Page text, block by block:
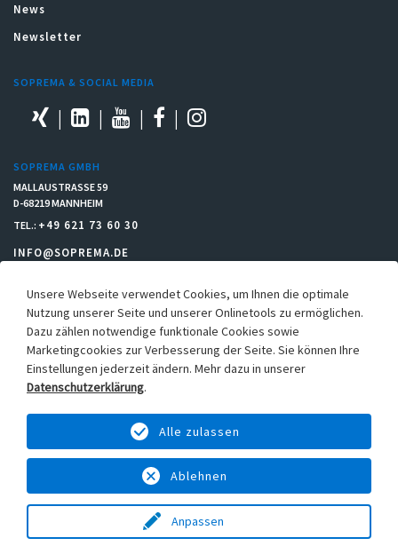
News
Newsletter
SOPREMA & SOCIAL MEDIA
SOPREMA GMBH
MALLAUSTRASSE 59
D-68219 MANNHEIM
TEL.: +49 621 73 60 30
INFO@SOPREMA.DE
Einkaufsbedingungen
Allgemeine Verkaufs- & Lieferbedingungen
Hinweisgebersystem
Datenschutz
Cookie-Einstellungen
Unsere Webseite verwendet Cookies, um Ihnen die optimale
Nutzung unserer Seite und unserer Onlinetools zu ermöglichen.
Dazu zählen notwendige funktionale Cookies sowie
Marketingcookies zur Verbesserung der Seite. Sie können Ihre
Einstellungen jederzeit ändern. Mehr dazu in unserer
Datenschutzerklärung.
Anpassen
Ablehnen
Alle zulassen